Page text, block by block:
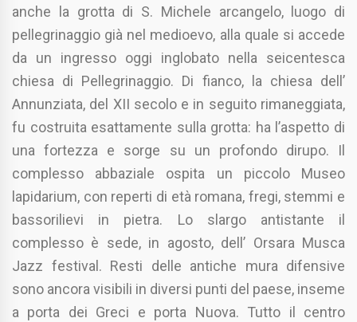
anche la grotta di S. Michele arcangelo, luogo di
pellegrinaggio già nel medioevo, alla quale si accede
da un ingresso oggi inglobato nella seicentesca
chiesa di Pellegrinaggio. Di fianco, la chiesa dell’
Annunziata, del XII secolo e in seguito rimaneggiata,
fu costruita esattamente sulla grotta: ha l’aspetto di
una fortezza e sorge su un profondo dirupo. Il
complesso abbaziale ospita un piccolo Museo
lapidarium, con reperti di età romana, fregi, stemmi e
bassorilievi in pietra. Lo slargo antistante il
complesso è sede, in agosto, dell’ Orsara Musca
Jazz festival. Resti delle antiche mura difensive
sono ancora visibili in diversi punti del paese, inseme
a porta dei Greci e porta Nuova. Tutto il centro